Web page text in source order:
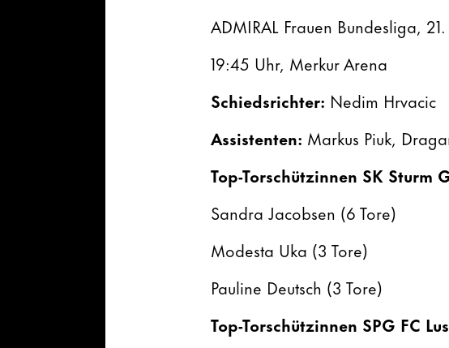
ADMIRAL Frauen Bundesliga,
19:45 Uhr, Merkur Arena
Schiedsrichter: Nedim Hrvacic
Assistenten: Markus Piuk,
Top-Torschützinnen SK Sturm
Sandra Jacobsen (6 Tore)
Modesta Uka (3 Tore)
Pauline Deutsch (3 Tore)
Top-Torschützinnen SPG FC